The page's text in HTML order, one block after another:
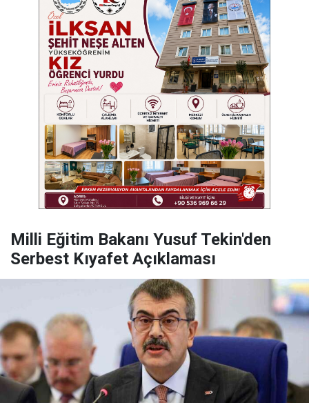
Milli Eğitim Bakanı Yusuf Tekin'den
Serbest Kıyafet Açıklaması